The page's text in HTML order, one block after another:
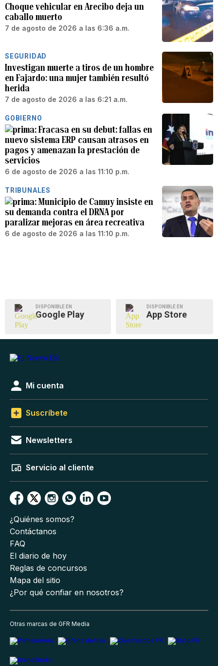
Choque vehicular en Arecibo deja un
caballo muerto
7 de agosto de 2026 a las 6:36 a.m.
SEGURIDAD
Investigan muerte a tiros de un hombre
en Fajardo: una mujer también resultó
herida
7 de agosto de 2026 a las 6:21 a.m.
GOBIERNO
Fracasa en su debut: fallas en
nuevo sistema ERP causan atrasos en
pagos y amenazan la prestación de
servicios
6 de agosto de 2026 a las 11:10 p.m.
TRIBUNALES
Municipio de Camuy insiste en
su demanda contra el DRNA por
paralizar mejoras en área recreativa
6 de agosto de 2026 a las 11:10 p.m.
DISPONIBLE EN
Google Play
DISPONIBLE EN
App Store
Mi cuenta
Suscríbete
Newsletters
Servicio al cliente
¿Quiénes somos?
Contáctanos
FAQ
El diario de hoy
Reglas de concursos
Mapa del sitio
¿Por qué confiar en nosotros?
Otras marcas de GFR Media